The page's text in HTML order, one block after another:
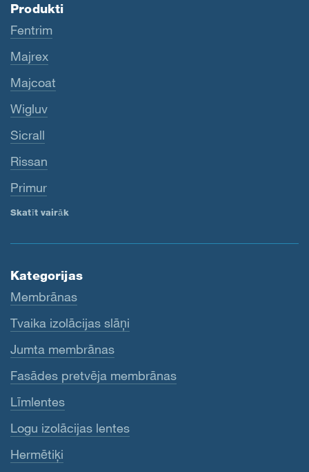
Produkti
Fentrim
Majrex
Majcoat
Wigluv
Sicrall
Rissan
Primur
Skatīt vairāk
Kategorijas
Membrānas
Tvaika izolācijas slāņi
Jumta membrānas
Fasādes pretvēja membrānas
Līmlentes
Logu izolācijas lentes
Hermētiķi